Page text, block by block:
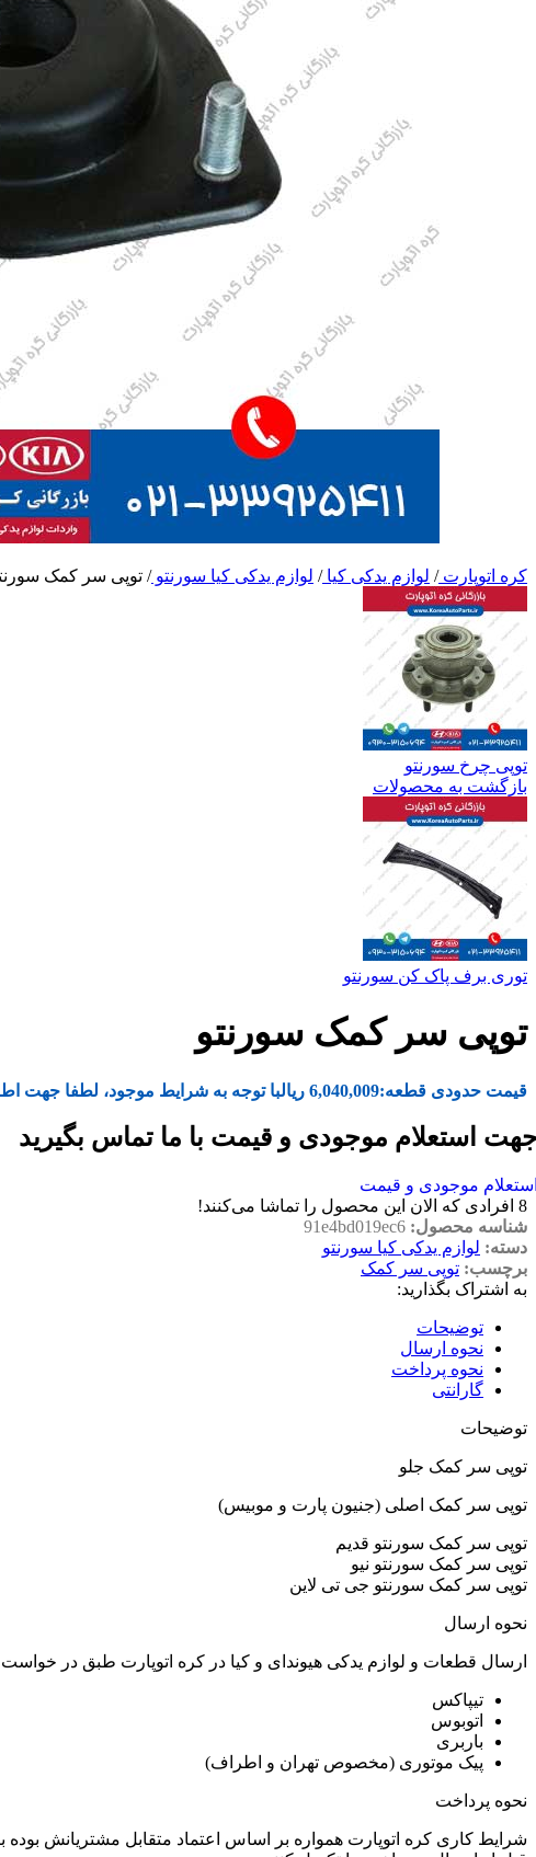
کره اتوپارت/ لوازم یدکی کیا/ لوازم یدکی کیا سورنتو/ توپی سر کمک
توپی چرخ سورنتو
بازگشت به محصولات
توری برف پاک کن سورنتو
توپی سر کمک سورنتو
قیمت حدودی قطعه:6,040,009 ریالبا توجه به شرایط موجود، لطفا جهت
استعلام موجودی و قیمت با ما تماس بگیرید
موجودی و قیمت
8 افرادی که الان این محصول را تماشا می‌کنند!
شناسه محصول: 91e4bd019ec6
دسته: لوازم یدکی کیا سورنتو
برچسب: توپی سر کمک
به اشتراک بگذارید:
توضیحات
نحوه ارسال
نحوه پرداخت
گارانتی
توضیحات
توپی سر کمک جلو
توپی سر کمک اصلی (جنیون پارت و موبیس)
توپی سر کمک سورنتو قدیم
توپی سر کمک سورنتو نیو
توپی سر کمک سورنتو جی تی لاین
نحوه ارسال
ارسال قطعات و لوازم یدکی هیوندای و کیا در کره اتوپارت طبق در
تیپاکس
اتوبوس
باربری
پیک موتوری (مخصوص تهران و اطراف)
نحوه پرداخت
شرایط کاری کره اتوپارت همواره بر اساس اعتماد متقابل مشتریانش